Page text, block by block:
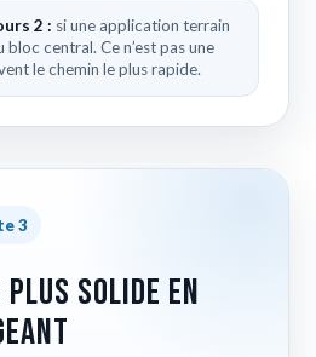
2 : si une application terrain
bloc central. Ce n’est pas une
le chemin le plus rapide.
3
plus solide en